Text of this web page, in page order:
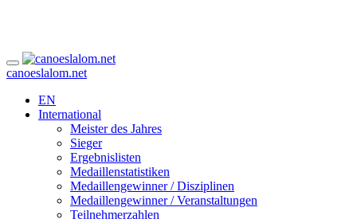
canoeslalom.net
EN
International
Meister des Jahres
Sieger
Ergebnislisten
Medaillenstatistiken
Medaillengewinner / Disziplinen
Medaillengewinner / Veranstaltungen
Teilnehmerzahlen